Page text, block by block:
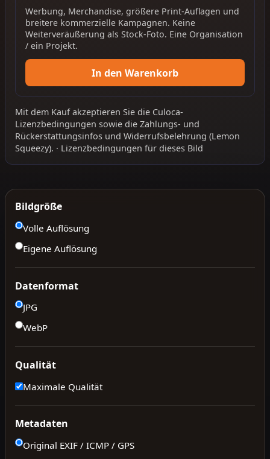
Werbung, Merchandise, größere Print-Auflagen und
breitere kommerzielle Kampagnen. Keine
Weiterveräußerung als Stock-Foto. Eine Organisation
/ ein Projekt.
In den Warenkorb
Mit dem Kauf akzeptieren Sie die Culoca-
Lizenzbedingungen sowie die Zahlungs- und
Rückerstattungsinfos und Widerrufsbelehrung (Lemon
Squeezy). · Lizenzbedingungen für dieses Bild
Bildgröße
Volle Auflösung
Eigene Auflösung
Datenformat
JPG
WebP
Qualität
Maximale Qualität
Metadaten
Original EXIF / ICMP / GPS